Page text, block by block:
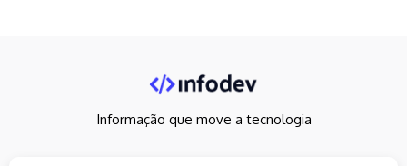
Informação que move a tecnologia